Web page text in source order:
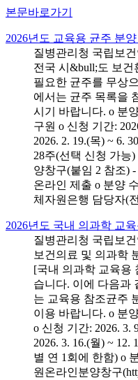
본문바로가기
2026년도 교육용 균주 분양
질병관리청 국립보
전국 시&bull;도 보건
필요한 균주를 무상
에서는 균주 목록을
시기 바랍니다. o 분
구원 o 신청 기간:
2026. 2. 19.(목) ~ 6.
28주(선택 신청 가능
양창구(붙임 2 참조)
온라인 제출 o 분양
체자원은행 담당자(
2026년도 국내 의과학 교
질병관리청 국립보
보건의료 및 의과학
[국내 의과학 교육용
습니다. 이에 다음과
는 교육용 참조균주
이용 바랍니다. o 분
o 신청 기간: 2026. 3.
2026. 3. 16.(월) ~
별 연 1회에 한함) o
원온라인분양창구